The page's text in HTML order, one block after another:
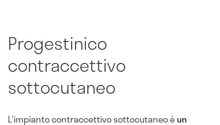
Progestinico
contraccettivo
sottocutaneo
L'impianto contraccettivo sottocutaneo èun